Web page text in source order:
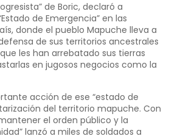
de Boric, declaró a
de Emergencia” en las
donde el pueblo Mapuche lleva a
de sus territorios ancestrales
les han arrebatado sus tierras
en jugosos negocios como la
acción de ese “estado de
del territorio mapuche. Con
el orden público y la
lanzó a miles de soldados a